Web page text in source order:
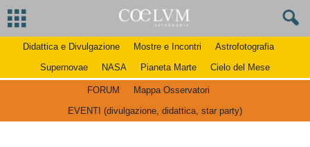
Didattica e Divulgazione Mostre e Incontri
Astrofotografia
Supernovae
NASA Pianeta Marte Cielo del Mese
FORUM
Mappa Osservatori
EVENTI (divulgazione, didattica, star party)